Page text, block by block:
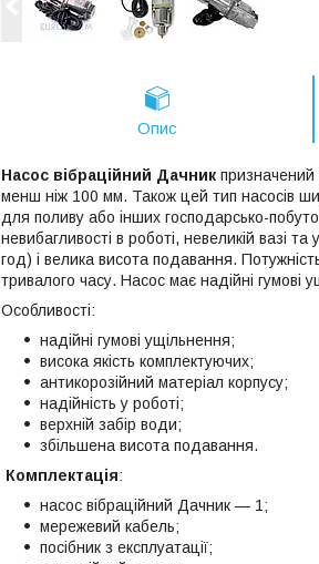
Опис
Насос вібраційний Дачник призначений
менш ніж 100 мм. Також цей тип насосів
для поливу або інших господарсько-
невибагливості в роботі, невеликій вазі
год) і велика висота подавання.
тривалого часу. Насос має надійні
Особливості:
надійні гумові ущільнення;
висока якість комплектуючих;
антикорозійний матеріал корпусу;
надійність у роботі;
верхній забір води;
збільшена висота подавання.
Комплектація:
насос вібраційний Дачник — 1;
мережевий кабель;
посібник з експлуатації;